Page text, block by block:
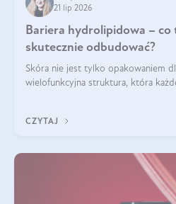
21 lip 2026
Bariera hydrolipidowa – co
skutecznie odbudować?
Skóra nie jest tylko opakowaniem
wielofunkcyjna struktura, która
bariera hydrolipidowa.
CZYTAJ